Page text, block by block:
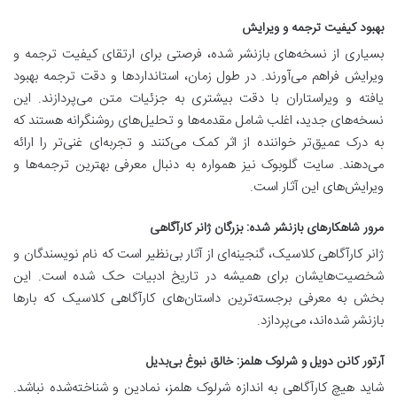
بهبود کیفیت ترجمه و ویرایش
بسیاری از نسخه‌های بازنشر شده، فرصتی برای ارتقای کیفیت ترجمه و
ویرایش فراهم می‌آورند. در طول زمان، استانداردها و دقت ترجمه بهبود
یافته و ویراستاران با دقت بیشتری به جزئیات متن می‌پردازند. این
نسخه‌های جدید، اغلب شامل مقدمه‌ها و تحلیل‌های روشنگرانه هستند که
به درک عمیق‌تر خواننده از اثر کمک می‌کنند و تجربه‌ای غنی‌تر را ارائه
می‌دهند. سایت گلوبوک نیز همواره به دنبال معرفی بهترین ترجمه‌ها و
ویرایش‌های این آثار است.
مرور شاهکارهای بازنشر شده: بزرگان ژانر کارآگاهی
ژانر کارآگاهی کلاسیک، گنجینه‌ای از آثار بی‌نظیر است که نام نویسندگان و
شخصیت‌هایشان برای همیشه در تاریخ ادبیات حک شده است. این
بخش به معرفی برجسته‌ترین داستان‌های کارآگاهی کلاسیک که بارها
بازنشر شده‌اند، می‌پردازد.
آرتور کانن دویل و شرلوک هلمز: خالق نبوغ بی‌بدیل
شاید هیچ کارآگاهی به اندازه شرلوک هلمز، نمادین و شناخته‌شده نباشد.